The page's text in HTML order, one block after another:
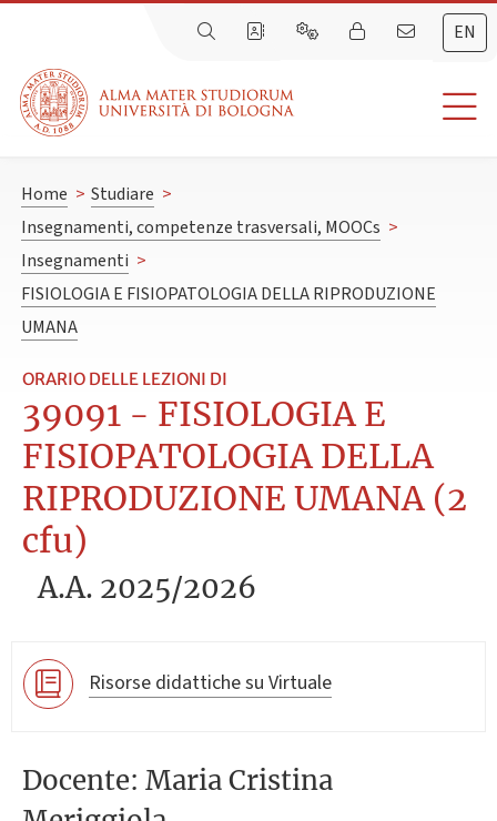
EN
Home > Studiare >
Insegnamenti, competenze trasversali, MOOCs >
Insegnamenti >
FISIOLOGIA E FISIOPATOLOGIA DELLA RIPRODUZIONE
UMANA
ORARIO DELLE LEZIONI DI
39091 - FISIOLOGIA E
FISIOPATOLOGIA DELLA
RIPRODUZIONE UMANA (2
cfu)
A.A. 2025/2026
Risorse didattiche su Virtuale
Docente: Maria Cristina